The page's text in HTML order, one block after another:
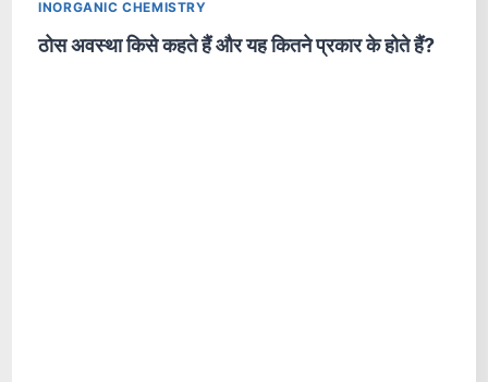
INORGANIC CHEMISTRY
ठोस अवस्था किसे कहते हैं और यह कितने प्रकार के होते हैं?